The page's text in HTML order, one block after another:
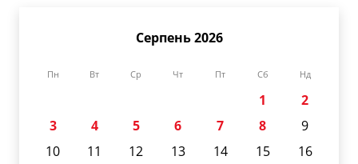
Серпень 2026
Пн Вт Ср Чт Пт Сб Нд
1
2
3
4 5 6 7 8
9
10
11 12 13 14 15
16